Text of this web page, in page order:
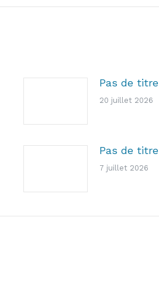
Pas de titre
20 juillet 2026
Pas de titre
7 juillet 2026